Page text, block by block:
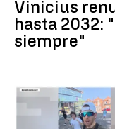
Vinicius
hasta 2032:
siempre"